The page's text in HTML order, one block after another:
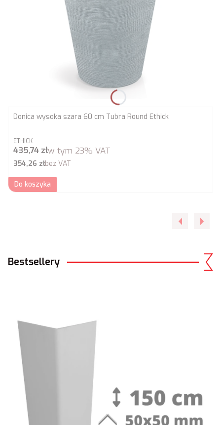
Donica wysoka szara 60 cm Tubra Round Ethick
PRODUCENT
ETHICK
Cena brutto
435,74 złw tym 23% VAT
Cena netto
354,26 złbez VAT
Do koszyka
Bestsellery